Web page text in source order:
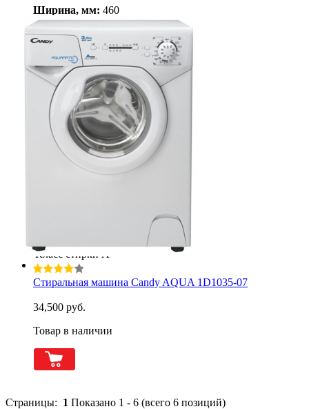
Ширина, мм: 460
Класс стирки А
Стиральная машина Candy AQUA 1D1035-07
34,500 руб.
Товар в наличии
Страницы: 1 Показано 1 - 6 (всего 6 позиций)